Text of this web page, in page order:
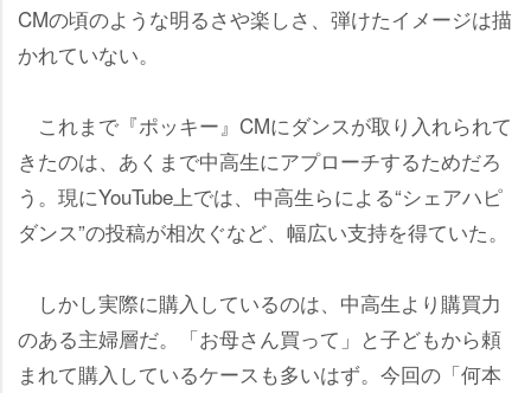
CMの頃のような明るさや楽しさ、弾けたイメージは描
かれていない。
これまで『ポッキー』CMにダンスが取り入れられて
きたのは、あくまで中高生にアプローチするためだろ
う。現にYouTube上では、中高生らによる“シェアハピ
ダンス”の投稿が相次ぐなど、幅広い支持を得ていた。
しかし実際に購入しているのは、中高生より購買力
のある主婦層だ。「お母さん買って」と子どもから頼
まれて購入しているケースも多いはず。今回の「何本